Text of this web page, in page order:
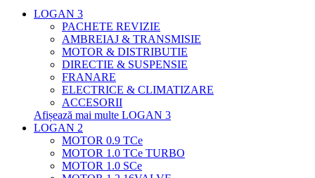
LOGAN 3
PACHETE REVIZIE
AMBREIAJ & TRANSMISIE
MOTOR & DISTRIBUTIE
DIRECTIE & SUSPENSIE
FRANARE
ELECTRICE & CLIMATIZARE
ACCESORII
Afișează mai multe LOGAN 3
LOGAN 2
MOTOR 0.9 TCe
MOTOR 1.0 TCe TURBO
MOTOR 1.0 SCe